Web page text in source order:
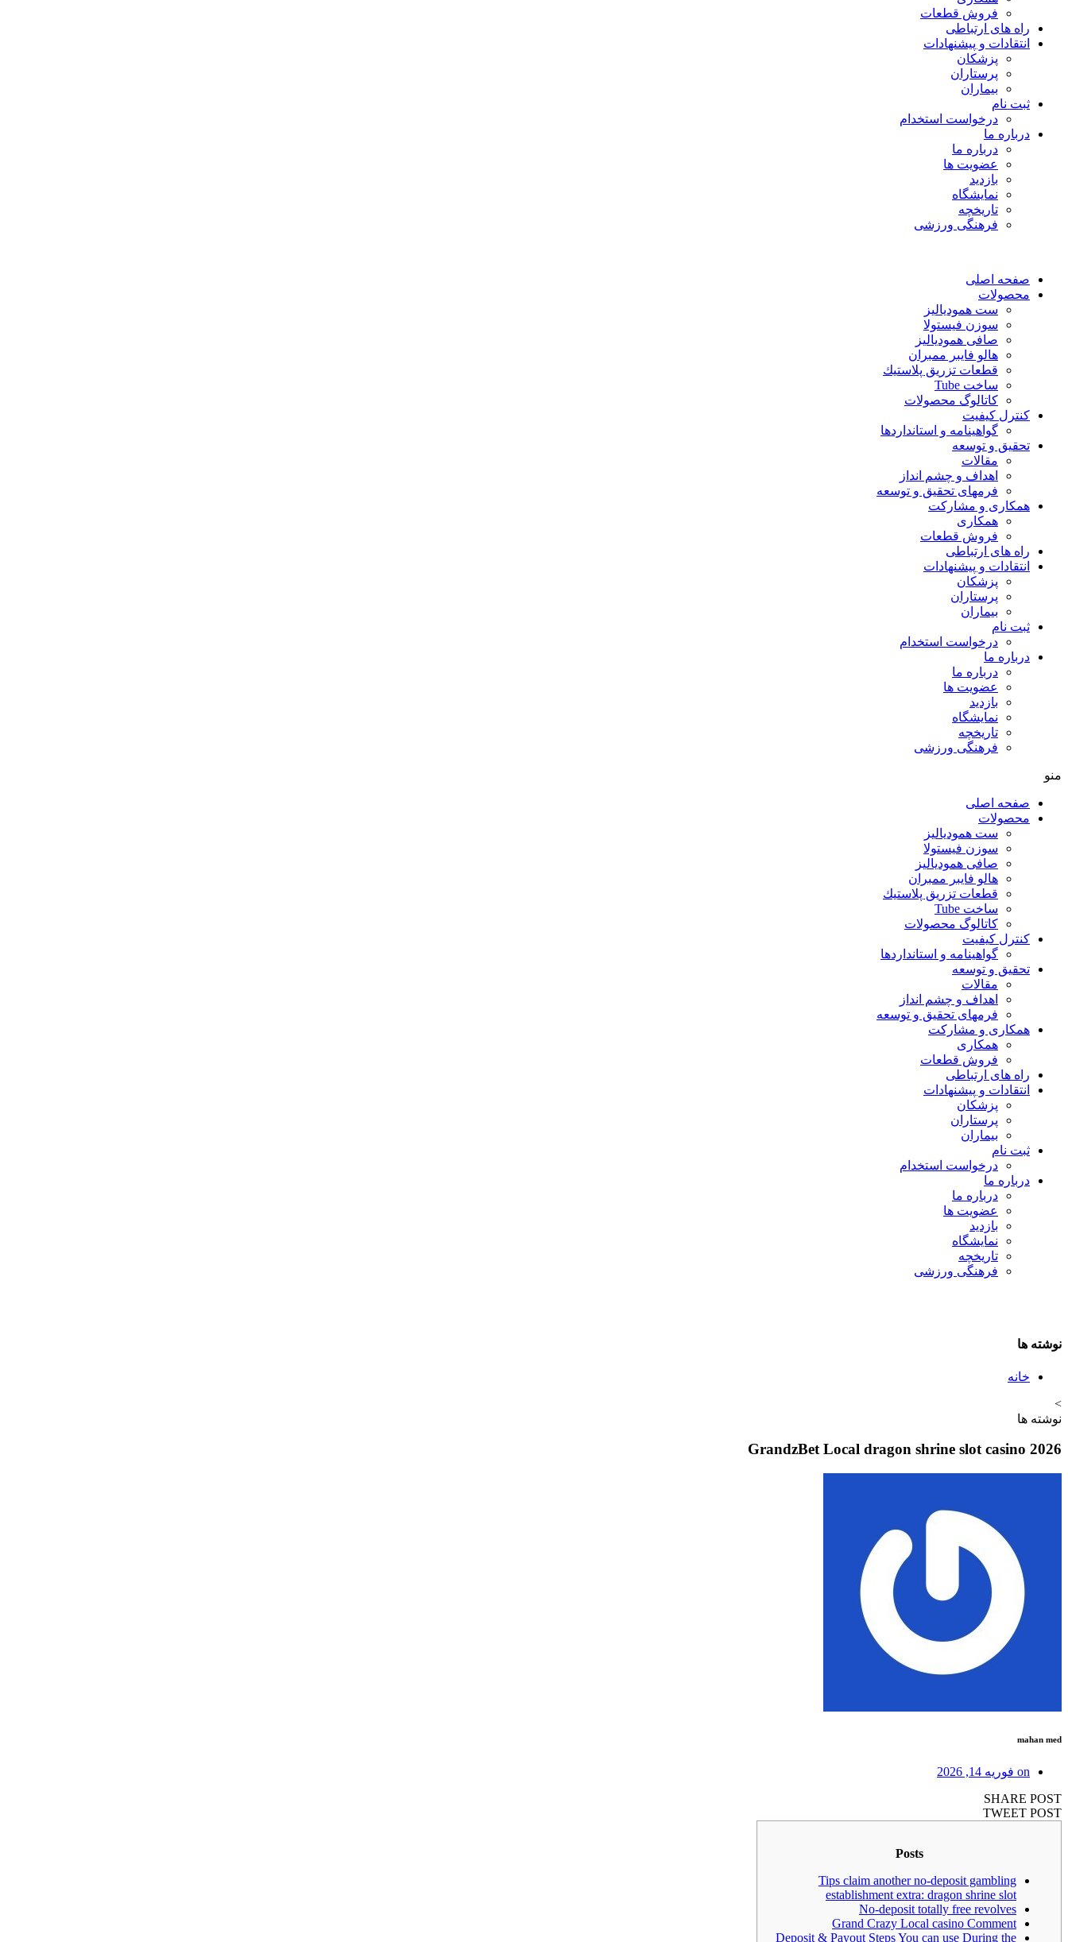
فروش قطعات
راه های ارتباطی
انتقادات و پيشنهادات
پزشكان
پرستاران
بيماران
ثبت نام
درخواست استخدام
درباره ما
درباره ما
عضویت ها
بازدید
نمایشگاه
تاريخچه
فرهنگی ورزشی
صفحه اصلی
محصولات
ست همودیالیز
سوزن فیستولا
صافی همودیالیز
هالو فایبر ممبران
قطعات تزريق پلاستيك
ساخت Tube
کاتالوگ محصولات
کنترل کیفیت
گواهينامه و استانداردها
تحقيق و توسعه
مقالات
اهداف و چشم انداز
فرمهای تحقیق و توسعه
همکاری و مشارکت
همکاری
فروش قطعات
راه های ارتباطی
انتقادات و پيشنهادات
پزشكان
پرستاران
بيماران
ثبت نام
درخواست استخدام
درباره ما
درباره ما
عضویت ها
بازدید
نمایشگاه
تاريخچه
فرهنگی ورزشی
منو
صفحه اصلی
محصولات
ست همودیالیز
سوزن فیستولا
صافی همودیالیز
هالو فایبر ممبران
قطعات تزريق پلاستيك
ساخت Tube
کاتالوگ محصولات
کنترل کیفیت
گواهينامه و استانداردها
تحقيق و توسعه
مقالات
اهداف و چشم انداز
فرمهای تحقیق و توسعه
همکاری و مشارکت
همکاری
فروش قطعات
راه های ارتباطی
انتقادات و پيشنهادات
پزشكان
پرستاران
بيماران
ثبت نام
درخواست استخدام
درباره ما
درباره ما
عضویت ها
بازدید
نمایشگاه
تاريخچه
فرهنگی ورزشی
نوشته ها
خانه
>
نوشته ها
GrandzBet Local dragon shrine slot casino 2026
mahan med
on فوریه 14, 2026
SHARE POST
TWEET POST
Posts
Tips claim another no-deposit gambling
establishment extra: dragon shrine slot
No-deposit totally free revolves
Grand Crazy Local casino Comment
Deposit & Payout Steps You can use During the